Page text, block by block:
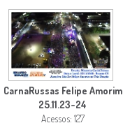
CarnaRussas Felipe Amorim
25.11.23-24
Acessos: 127